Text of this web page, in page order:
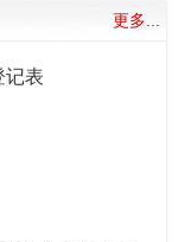
更多...
记表